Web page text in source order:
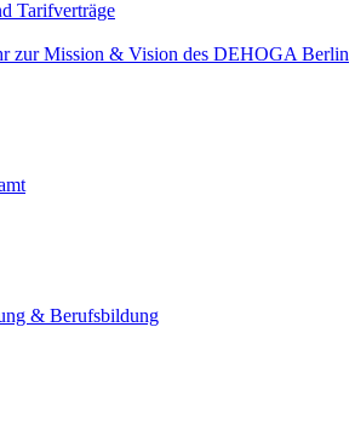
Tarifverträge
zur Mission & Vision des DEHOGA Berlin
& Berufsbildung